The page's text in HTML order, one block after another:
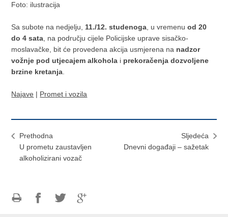
Foto: ilustracija
Sa subote na nedjelju,11./12. studenoga, u vremenuod 20
do 4 sata, na području cijele Policijske uprave sisačko-
moslavačke, bit će provedena akcija usmjerena na nadzor
vožnje pod utjecajem alkohola i prekoračenja dozvoljene
brzine kretanja.
Najave | Promet i vozila
Prethodna
U prometu zaustavljen
alkoholizirani vozač
Sljedeća
Dnevni događaji – sažetak